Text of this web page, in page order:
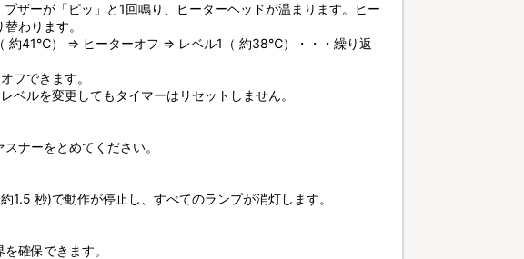
ザーが「ピッ」と1回鳴り、ヒーターヘッドが温まります。ヒー
わります。
約41℃） ⇒ ヒーターオフ ⇒ レベル1（ 約38℃）・・・繰り返
フできます。
ベルを変更してもタイマーはリセットしません。
ナーをとめてください。
1.5 秒)で動作が停止し、すべてのランプが消灯します。
確保できます。